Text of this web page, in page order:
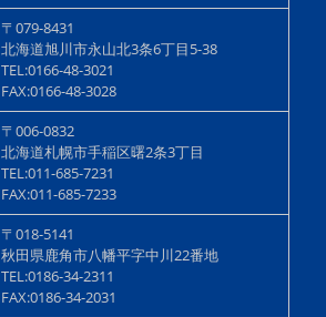
〒079-8431
北海道旭川市永山北3条6丁目5-38
TEL:0166-48-3021
FAX:0166-48-3028
〒006-0832
北海道札幌市手稲区曙2条3丁目
TEL:011-685-7231
FAX:011-685-7233
〒018-5141
秋田県鹿角市八幡平字中川22番地
TEL:0186-34-2311
FAX:0186-34-2031